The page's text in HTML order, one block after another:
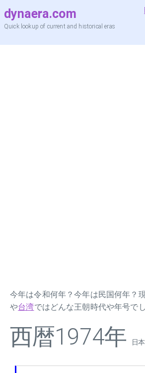
dynaera.com
Quick lookup of current and historical eras
今年は令和何年？今年は民国何年？現
や台湾ではどんな王朝時代や年号で
西暦1974年 日本